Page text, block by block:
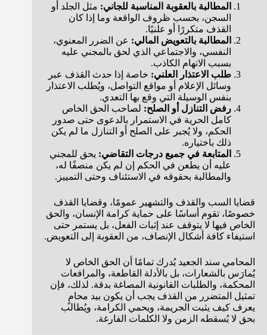
المطالبة بالعقوبة المناسبة للجاني: مثل الجلد أو
السجن، بحسب ظروف الواقعة وما إذا كان
القذف متكررًا أو علنيًا.
المطالبة بالتعويض المالي: عن الضرر المعنوي،
النفسي، والاجتماعي الذي لحق بالمجني عليه
بسبب الاتهام الكاذب.
طلب الاعتذار العلني: خاصة إذا حدث القذف عبر
وسائل الإعلام أو مواقع التواصل، ويُطلب الاعتذار
بنفس الوسيلة التي وقع بها التعدي.
رفض التنازل أو الصلح: لصاحب الحق الخاص
كامل الحرية في الاستمرار بالدعوى حتى صدور
الحكم، ولا يُجبر على الصلح أو التنازل ما لم يكن
ذلك باختياره.
المتابعة في جميع درجات التقاضي: يحق للمجني
عليه أن يطعن في الحكم إن لم يكن منصفًا له،
والمطالبة بحقوقه في الاستئناف وحتى التمييز.
قضايا السب والقذف والتشهير عمومًا، وقضايا القذف
خصوصًا، تقوم أساسًا على حماية كرامة الإنسان، والحق
الخاص فيها لا يتوقف عند إثبات الفعل، بل يستمر حتى
استيفاء كافة أشكال الإنصاف، من العقوبة إلى التعويض.
المحامي سند الجعيد يُدرك تمامًا أن الحق الخاص لا
يُمارَس بالشعارات، بل بالأدلة القاطعة، والمرافعات
المحكمة، والطلبات القانونية المصاغة بدقة. لذلك، فإن
تمثيل المتضرر من القذف يجب أن يكون بيد محامٍ
يعرف كيف يثبت الجريمة، ويحمي الكرامة، ويُطالب
بحق لا يُسقطه الزمن ولا الكلمات الفارغة.